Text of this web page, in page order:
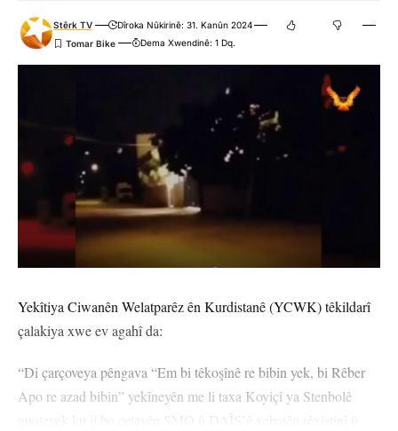
Stêrk TV
Dîroka Nûkirinê: 31. Kanûn 2024
Dema Xwendinê: 1 Dq.
Yekîtiya Ciwanên Welatparêz ên Kurdistanê (YCWK) têkildarî
çalakiya xwe ev agahî da:
“Di çarçoveya pêngava “Em bi têkoşînê re bibin yek, bi Rêber
Apo re azad bibin” yekîneyên me li taxa Koyiçî ya Stenbolê
nuqteyek ku ji bo çeteyên SMO û DAÎŞ’ê xebatên rêxistinî û